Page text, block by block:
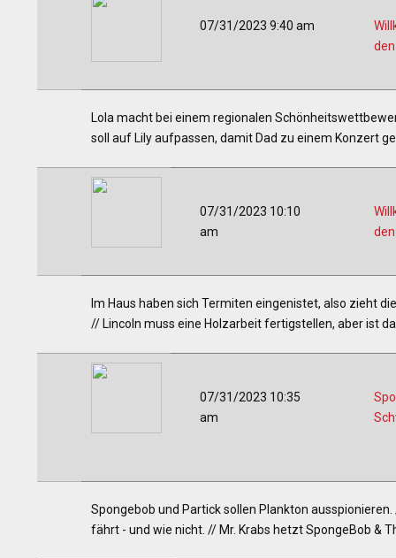
07/31/2023 9:40 am
Lola macht bei einem regionalen
soll auf Lily aufpassen, damit Dad zu einem Konzert
07/31/2023 10:10
am
Im Haus haben sich Termiten eingenistet, also zieht
// Lincoln muss eine Holzarbeit fertigstellen, aber ist
07/31/2023 10:35
am
Spongebob und Partick sollen Plankton
fährt - und wie nicht. // Mr. Krabs hetzt SpongeBob &